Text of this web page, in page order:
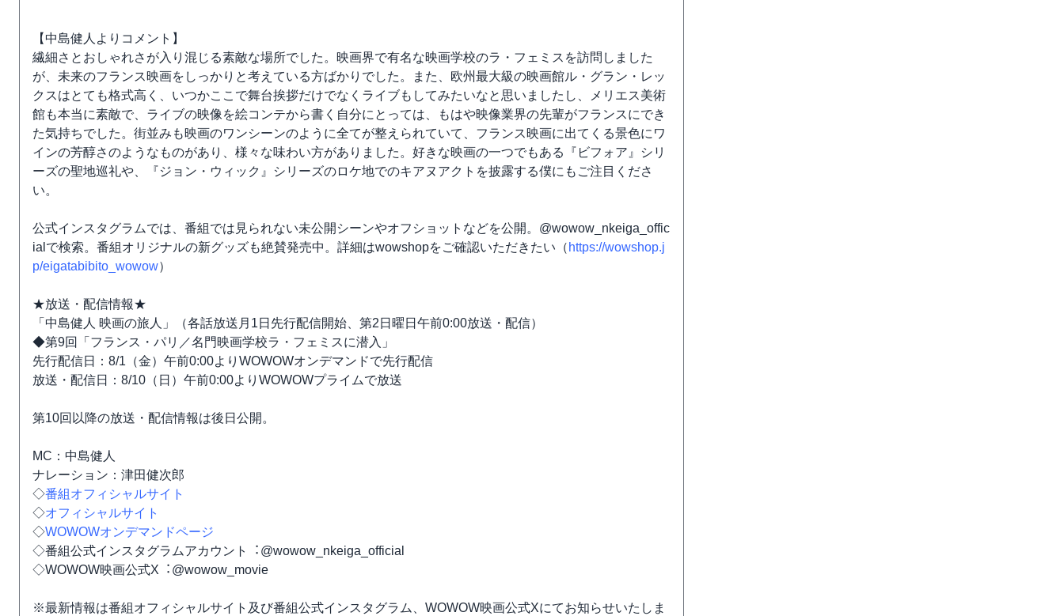
【中島健人よりコメント】
繊細さとおしゃれさが入り混じる素敵な場所でした。映画界で有名な映画学校のラ・フェミスを訪問しました
が、未来のフランス映画をしっかりと考えている方ばかりでした。また、欧州最大級の映画館ル・グラン・レッ
クスはとても格式高く、いつかここで舞台挨拶だけでなくライブもしてみたいなと思いましたし、メリエス美術
館も本当に素敵で、ライブの映像を絵コンテから書く自分にとっては、もはや映像業界の先輩がフランスにでき
た気持ちでした。街並みも映画のワンシーンのように全てが整えられていて、フランス映画に出てくる景色にワ
インの芳醇さのようなものがあり、様々な味わい方がありました。好きな映画の一つでもある『ビフォア』シリ
ーズの聖地巡礼や、『ジョン・ウィック』シリーズのロケ地でのキアヌアクトを披露する僕にもご注目くださ
い。
公式インスタグラムでは、番組では見られない未公開シーンやオフショットなどを公開。@wowow_nkeiga_offic
ialで検索。番組オリジナルの新グッズも絶賛発売中。詳細はwowshopをご確認いただきたい（ https://wowshop.j
p/eigatabibito_wowow）
★放送・配信情報★
「中島健人 映画の旅人」（各話放送月1日先行配信開始、第2日曜日午前0:00放送・配信）
◆第9回「フランス・パリ／名門映画学校ラ・フェミスに潜入」
先行配信日：8/1（金）午前0:00よりWOWOWオンデマンドで先行配信
放送・配信日：8/10（日）午前0:00よりWOWOWプライムで放送
第10回以降の放送・配信情報は後日公開。
MC：中島健人
ナレーション：津⽥健次郎
◇番組オフィシャルサイト
◇オフィシャルサイト
◇WOWOWオンデマンドページ
◇番組公式インスタグラムアカウント︓@wowow_nkeiga_official
◇WOWOW映画公式X︓@wowow_movie
※最新情報は番組オフィシャルサイト及び番組公式インスタグラム、WOWOW映画公式Xにてお知らせいたしま